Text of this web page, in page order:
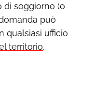
di soggiorno (o
può
qualsiasi ufficio
territorio.